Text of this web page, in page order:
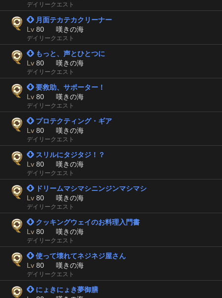
デイリークエスト
 月面テカテカクリーナー
Lv 80 嘆きの海
デイリークエスト
 もっと、声とひとつに
Lv 80 嘆きの海
デイリークエスト
 要救助、サポーター！
Lv 80 嘆きの海
デイリークエスト
 プロテクティング・ギア
Lv 80 嘆きの海
デイリークエスト
 スリルにタジタジ！？
Lv 80 嘆きの海
デイリークエスト
 ドリームマシマシニンジンマシマシ
Lv 80 嘆きの海
デイリークエスト
 クッキングウェイのお料理入門書
Lv 80 嘆きの海
デイリークエスト
 使って壊れてネジネジ屋さん
Lv 80 嘆きの海
デイリークエスト
 にょきにょき夢御膳